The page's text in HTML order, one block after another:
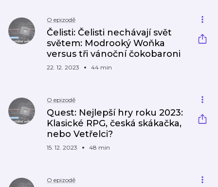
O epizodě
Čelisti: Čelisti nechávají svět
světem: Modrooký Woňka
versus tři vánoční čokobaroni
22. 12. 2023 44 min
O epizodě
Quest: Nejlepší hry roku 2023:
Klasické RPG, česká skákačka,
nebo Vetřelci?
15. 12. 2023 48 min
O epizodě